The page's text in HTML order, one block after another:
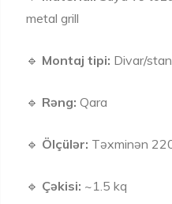
metal grill
🔹 Montaj tipi: Divar/
🔹 Rəng: Qara
🔹 Ölçülər: Təxminən
🔹 Çəkisi: ~1.5 kq